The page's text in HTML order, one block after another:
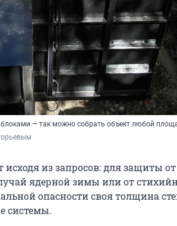
— так можно собрать объект любой
из запросов: для защиты от
ядерной зимы или от
опасности своя толщина
системы.